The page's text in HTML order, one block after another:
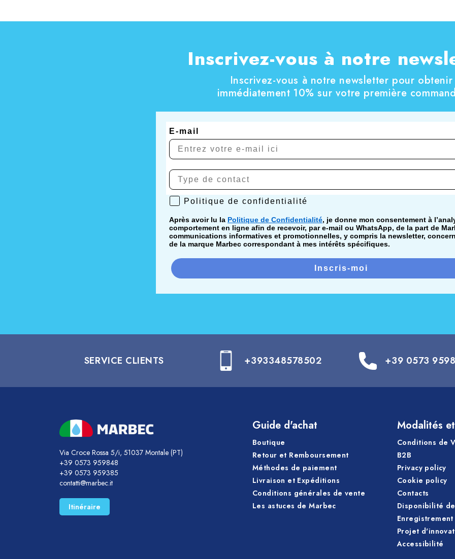
Inscrivez-vous à notre
Inscrivez-vous à notre newsletter pour obtenir
immédiatement 10% sur votre première
E-mail
Politique de confidentialité
Politique de confidentialité
Après avoir lu la Politique de Confidentialité, je donne mon consentement à
comportement en ligne afin de recevoir, par e-mail ou WhatsApp, de la part de
communications informatives et promotionnelles, y compris la newsletter,
de la marque Marbec correspondant à mes intérêts spécifiques.
Inscris-moi
SERVICE CLIENTS +393348578502 +39 0573
Via Croce Rossa 5/i, 51037 Montale (PT)
+39 0573 959848
+39 0573 959385
contatti@marbec.it
Itinéraire
Guide d'achat
Boutique
Retour et Remboursement
Méthodes de paiement
Livraison et Expéditions
Conditions générales de vente
Les astuces de Marbec
Modalités
Conditions de
B2B
Privacy policy
Cookie policy
Contacts
Disponibilité
Projet
Accessibilité